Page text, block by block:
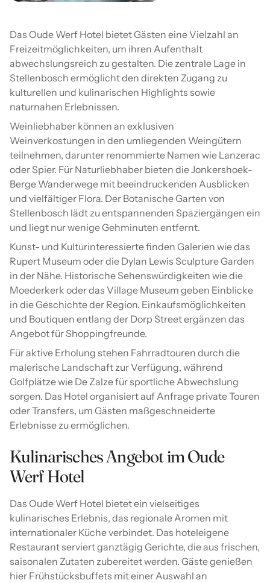
Das Oude Werf Hotel bietet Gästen eine Vielzahl an
Freizeitmöglichkeiten, um ihren Aufenthalt
abwechslungsreich zu gestalten. Die zentrale Lage in
Stellenbosch ermöglicht den direkten Zugang zu
kulturellen und kulinarischen Highlights sowie
naturnahen Erlebnissen.
Weinliebhaber können an exklusiven
Weinverkostungen in den umliegenden Weingütern
teilnehmen, darunter renommierte Namen wie Lanzerac
oder Spier. Für Naturliebhaber bieten die Jonkershoek-
Berge Wanderwege mit beeindruckenden Ausblicken
und vielfältiger Flora. Der Botanische Garten von
Stellenbosch lädt zu entspannenden Spaziergängen ein
und liegt nur wenige Gehminuten entfernt.
Kunst- und Kulturinteressierte finden Galerien wie das
Rupert Museum oder die Dylan Lewis Sculpture Garden
in der Nähe. Historische Sehenswürdigkeiten wie die
Moederkerk oder das Village Museum geben Einblicke
in die Geschichte der Region. Einkaufsmöglichkeiten
und Boutiquen entlang der Dorp Street ergänzen das
Angebot für Shoppingfreunde.
Für aktive Erholung stehen Fahrradtouren durch die
malerische Landschaft zur Verfügung, während
Golfplätze wie De Zalze für sportliche Abwechslung
sorgen. Das Hotel organisiert auf Anfrage private Touren
oder Transfers, um Gästen maßgeschneiderte
Erlebnisse zu ermöglichen.
Kulinarisches Angebot im Oude
Werf Hotel
Das Oude Werf Hotel bietet ein vielseitiges
kulinarisches Erlebnis, das regionale Aromen mit
internationaler Küche verbindet. Das hoteleigene
Restaurant serviert ganztägig Gerichte, die aus frischen,
saisonalen Zutaten zubereitet werden. Gäste genießen
hier Frühstücksbuffets mit einer Auswahl an